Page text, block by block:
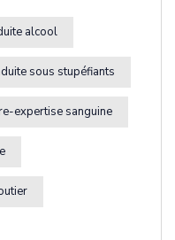
alcool
sous stupéfiants
expertise sanguine